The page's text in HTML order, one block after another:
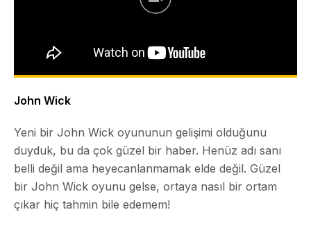
John Wick
Yeni bir John Wick oyununun gelişimi olduğunu
duyduk, bu da çok güzel bir haber. Henüz adı sanı
belli değil ama heyecanlanmamak elde değil. Güzel
bir John Wick oyunu gelse, ortaya nasıl bir ortam
çıkar hiç tahmin bile edemem!